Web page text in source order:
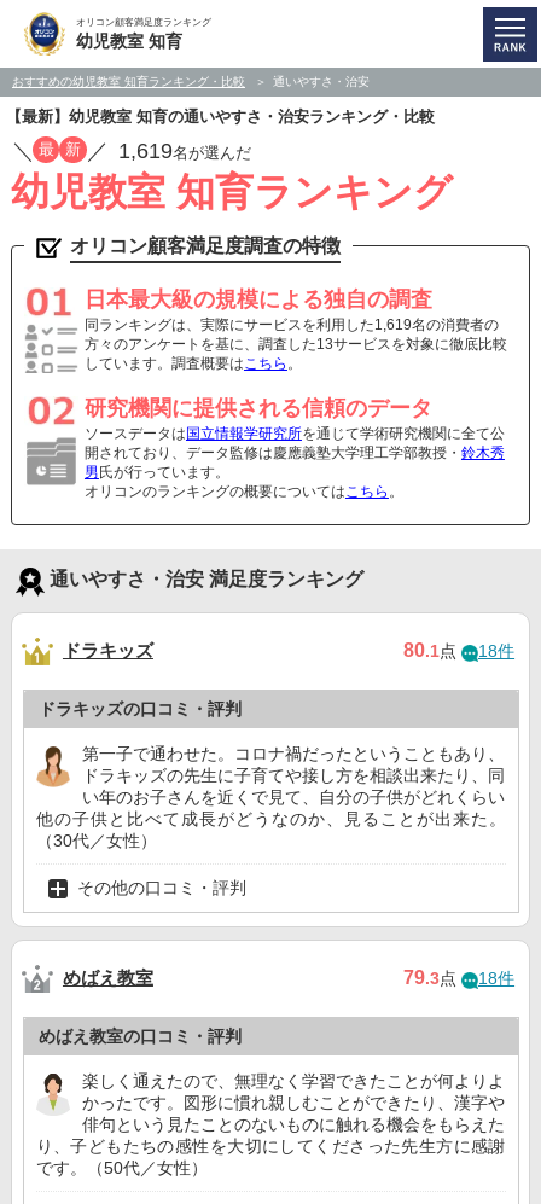
オリコン顧客満足度ランキング
幼児教室 知育
おすすめの幼児教室 知育ランキング・比較 通いやすさ・治安
【最新】幼児教室 知育の通いやすさ・治安ランキング・比較
／ 最 新 ／ 1,619名が選んだ
幼児教室 知育ランキング
オリコン顧客満足度調査の特徴
日本最大級の規模による独自の調査
同ランキングは、実際にサービスを利用した1,619名の消費者の
方々のアンケートを基に、調査した13サービスを対象に徹底比較
しています。調査概要はこちら 。
研究機関に提供される信頼のデータ
ソースデータは 国立情報学研究所を通じて学術研究機関に全て公
開されており、データ監修は慶應義塾大学理工学部教授・ 鈴木秀
男 氏が行っています。
オリコンのランキングの概要についてはこちら 。
通いやすさ・治安 満足度ランキング
ドラキッズ 80.1点 18件
ドラキッズの口コミ・評判
第一子で通わせた。コロナ禍だったということもあり、
ドラキッズの先生に子育てや接し方を相談出来たり、同
い年のお子さんを近くで見て、自分の子供がどれくらい
他の子供と比べて成長がどうなのか、見ることが出来た。
（30代／女性）
その他の口コミ・評判
めばえ教室 79.3点 18件
めばえ教室の口コミ・評判
楽しく通えたので、無理なく学習できたことが何よりよ
かったです。図形に慣れ親しむことができたり、漢字や
俳句という見たことのないものに触れる機会をもらえた
り、子どもたちの感性を大切にしてくださった先生方に感謝
です。（50代／女性）